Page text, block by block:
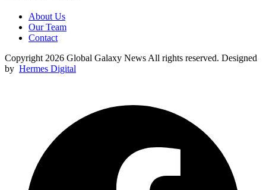
About Us
Our Team
Contact
Copyright 2026 Global Galaxy News All rights reserved. Designed
by Hermes Digital